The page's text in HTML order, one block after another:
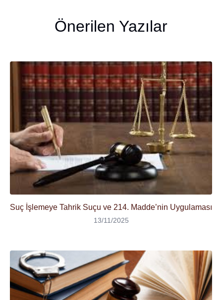
Önerilen Yazılar
Suç İşlemeye Tahrik Suçu ve 214. Madde’nin Uygulaması
13/11/2025